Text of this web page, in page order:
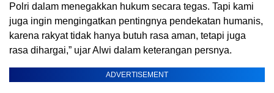
Polri dalam menegakkan hukum secara tegas. Tapi kami
juga ingin mengingatkan pentingnya pendekatan humanis,
karena rakyat tidak hanya butuh rasa aman, tetapi juga
rasa dihargai,” ujar Alwi dalam keterangan persnya.
ADVERTISEMENT